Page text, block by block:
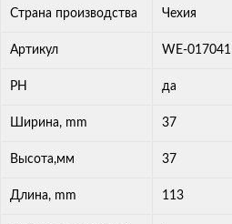
Страна производства Чехия
Артикул WE-017041
PH да
Ширина, mm 37
Высота,мм 37
Длина, mm 113